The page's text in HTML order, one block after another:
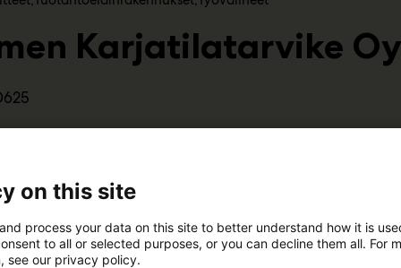
Karjatilatarvike Oy
Karjatilatarvike Oy on karjatalouden laitteiden,
toimittaja. Itsenäinen yritys aloitti toimintansa vuonna
maatilan luotettava kumppani, joka toimittaa
ratkaisuja. Tuotteemme ja palvelumme helpottavat
tukevat sekä ihmisten sekä eläinten hyvinvointia.
on this site
process your data on this site to better understand how it is
to all or selected purposes, or you can decline them all. For
see our privacy policy.